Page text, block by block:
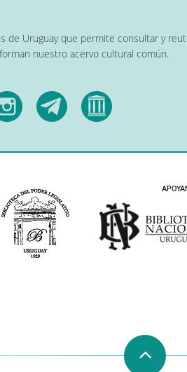
de Uruguay que permite consultar y
nuestro acervo cultural común.